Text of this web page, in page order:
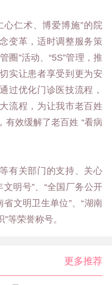
心仁术、博爱博施”的院
变革，适时调整服务策
圈”活动、“5S”管理，推
实让患者享受到更为安
过优化门诊医技流程，
流程，为让我市老百姓
有效缓解了老百姓 “看病
有关部门的支持、关心
明号”、“全国厂务公开
省文明卫生单位”、“湖南
等荣誉称号。
更多推荐